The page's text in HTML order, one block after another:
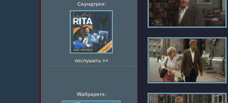
Саундтрек:
послушать »»
Wallpapers: